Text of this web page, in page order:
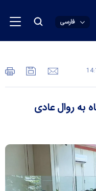
فارسی
به روال عادی